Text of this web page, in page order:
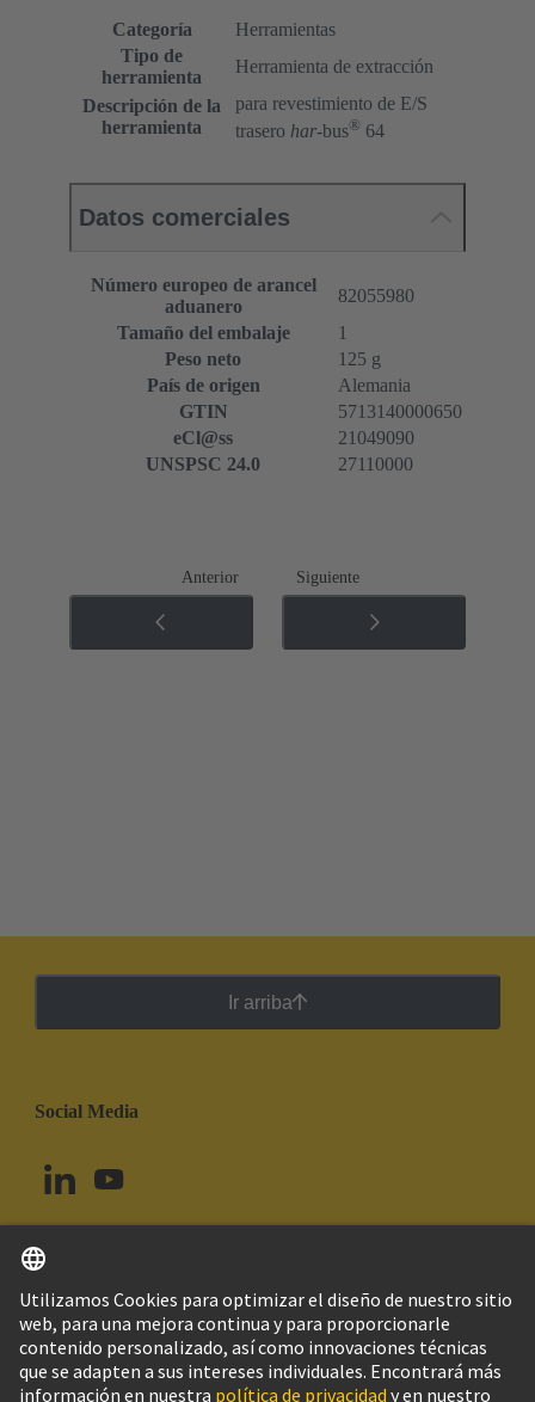
Categoría
Herramientas
Tipo de
herramienta
Herramienta de extracción
Descripción de la
herramienta
para revestimiento de E/S
trasero har-bus® 64
Datos comerciales
Número europeo de arancel
aduanero
82055980
Tamaño del embalaje
1
Peso neto
125 g
País de origen
Alemania
GTIN
5713140000650
eCl@ss
21049090
UNSPSC 24.0
27110000
Anterior Siguiente
Ir arriba
Social Media
Brasil Español
© Grupo Tecnológico HARTING